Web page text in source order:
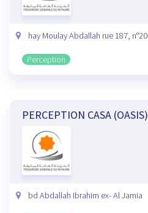
hay Moulay Abdallah rue 187, n°20
Perception
PERCEPTION CASA (OASIS)
bd Abdallah Ibrahim ex- Al Jamia